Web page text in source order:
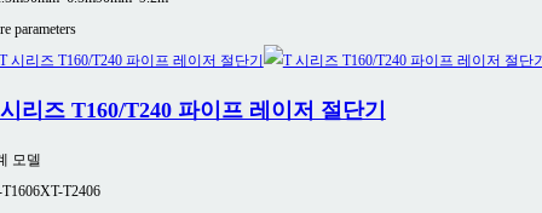
parameters
리즈 T160/T240 파이프 레이저 절단기
모델
XT-T2406